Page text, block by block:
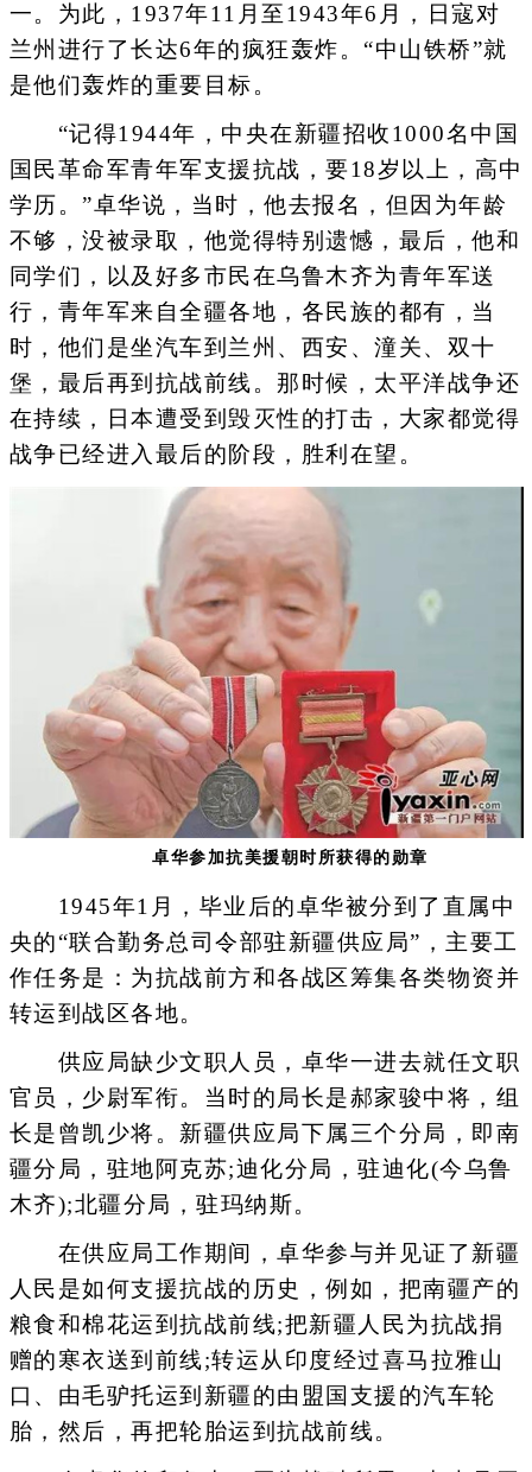
一。为此，1937年11月至1943年6月，日寇对
兰州进行了长达6年的疯狂轰炸。“中山铁桥”就
是他们轰炸的重要目标。
“记得1944年，中央在新疆招收1000名中国
国民革命军青年军支援抗战，要18岁以上，高中
学历。”卓华说，当时，他去报名，但因为年龄
不够，没被录取，他觉得特别遗憾，最后，他和
同学们，以及好多市民在乌鲁木齐为青年军送
行，青年军来自全疆各地，各民族的都有，当
时，他们是坐汽车到兰州、西安、潼关、双十
堡，最后再到抗战前线。那时候，太平洋战争还
在持续，日本遭受到毁灭性的打击，大家都觉得
战争已经进入最后的阶段，胜利在望。
卓华参加抗美援朝时所获得的勋章
1945年1月，毕业后的卓华被分到了直属中
央的“联合勤务总司令部驻新疆供应局”，主要工
作任务是：为抗战前方和各战区筹集各类物资并
转运到战区各地。
供应局缺少文职人员，卓华一进去就任文职
官员，少尉军衔。当时的局长是郝家骏中将，组
长是曾凯少将。新疆供应局下属三个分局，即南
疆分局，驻地阿克苏;迪化分局，驻迪化(今乌鲁
木齐);北疆分局，驻玛纳斯。
在供应局工作期间，卓华参与并见证了新疆
人民是如何支援抗战的历史，例如，把南疆产的
粮食和棉花运到抗战前线;把新疆人民为抗战捐
赠的寒衣送到前线;转运从印度经过喜马拉雅山
口、由毛驴托运到新疆的由盟国支援的汽车轮
胎，然后，再把轮胎运到抗战前线。